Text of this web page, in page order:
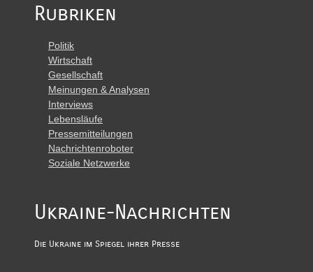
Rubriken
Politik
Wirtschaft
Gesellschaft
Meinungen & Analysen
Interviews
Lebensläufe
Pressemitteilungen
Nachrichtenroboter
Soziale Netzwerke
Ukraine-Nachrichten
Die Ukraine im Spiegel ihrer Presse